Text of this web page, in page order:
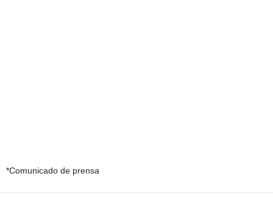
*Comunicado de prensa